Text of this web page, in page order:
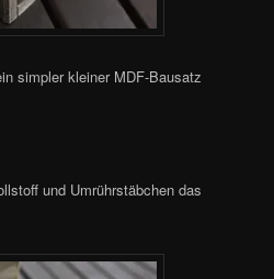
simpler kleiner MDF-Bausatz
und Umrührstäbchen das